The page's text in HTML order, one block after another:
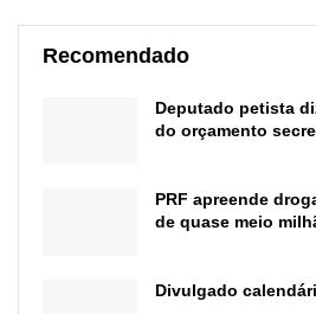
Recomendado
Deputado petista
do orçamento
PRF apreende
de quase meio
Divulgado